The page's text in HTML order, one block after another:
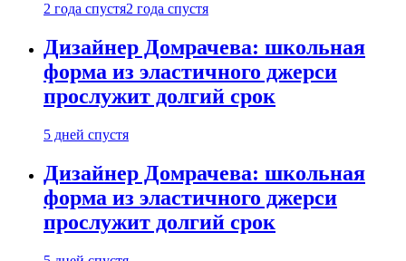
2 года спустя2 года спустя
Дизайнер Домрачева: школьная
форма из эластичного джерси
прослужит долгий срок
5 дней спустя
Дизайнер Домрачева: школьная
форма из эластичного джерси
прослужит долгий срок